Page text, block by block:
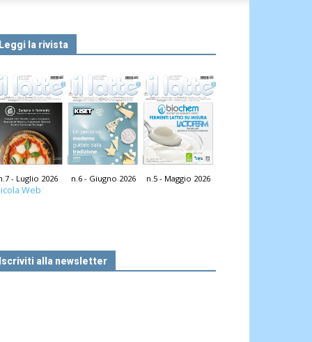
la rivista
- Luglio 2026 n.6 - Giugno 2026 n.5 - Maggio 2026
Web
alla newsletter